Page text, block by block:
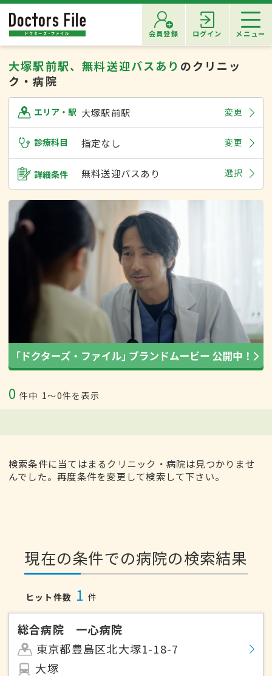
会員登録 ログイン メニュー
大塚駅前駅、無料送迎バスあり のクリニッ
ク・病院
エリア・駅 大塚駅前駅 変更
診療科目 指定なし 変更
詳細条件 無料送迎バスあり 選択
0 件中 1〜0件を表示
検索条件に当てはまるクリニック・病院は見つかりませ
んでした。再度条件を変更して検索して下さい。
現在の条件での病院の検索結果
ヒット件数 1 件
総合病院 一心病院
東京都豊島区北大塚1-18-7
大塚